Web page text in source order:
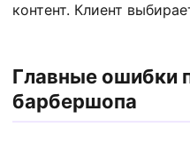
контент. Клиент
Главные ошибки
барбершопа